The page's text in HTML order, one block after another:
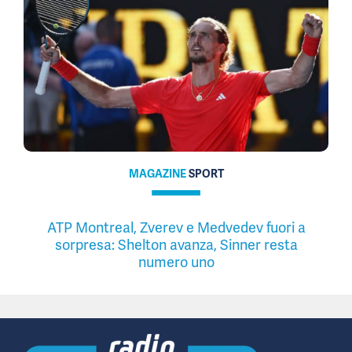
MAGAZINESPORT
ATP Montreal, Zverev e Medvedev fuori a
sorpresa: Shelton avanza, Sinner resta
numero uno